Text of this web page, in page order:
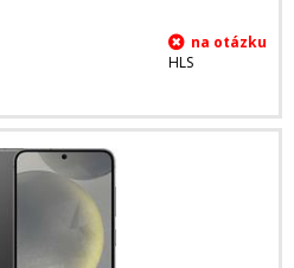
HLS